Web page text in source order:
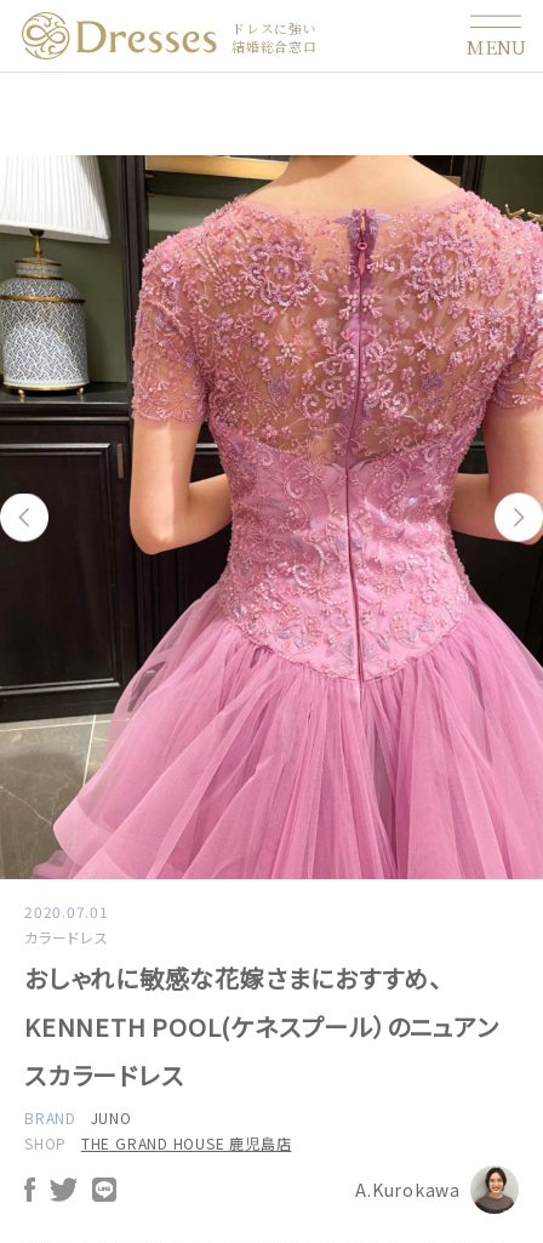
ドレスに強い
結婚総合窓口
MENU
2020.07.01
カラードレス
おしゃれに敏感な花嫁さまにおすすめ、
KENNETH POOL(ケネスプール）のニュアン
スカラードレス
BRAND
JUNO
SHOP
THE GRAND HOUSE 鹿児島店
A.Kurokawa